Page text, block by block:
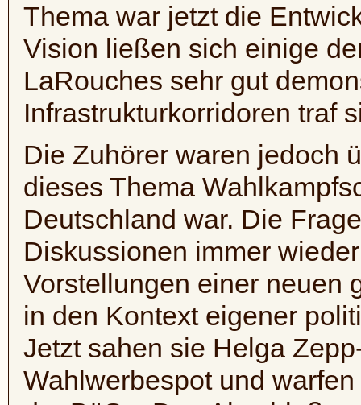
Thema war jetzt die
Vision ließen sich einige
LaRouches sehr gut
Infrastrukturkorridoren traf
Die Zuhörer waren jedoch
dieses Thema
Deutschland war. Die
Diskussionen immer
Vorstellungen einer neuen
in den Kontext eigener
Jetzt sahen sie Helga
Wahlwerbespot und